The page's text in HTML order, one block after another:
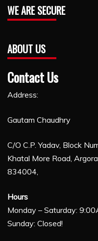
WE ARE SECURE
ABOUT US
Contact Us
Address:
Gautam Chaudhry
C/O C.P. Yadav, Block
Khatal More Road,
834004,
Hours
Monday – Saturday:
Sunday: Closed!